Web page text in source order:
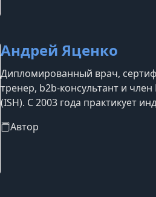
Андрей Яценко
Дипломированный врач,
тренер, b2b-консультант и
(ISH). С 2003 года практикует
последние двенадцать лет
Автор